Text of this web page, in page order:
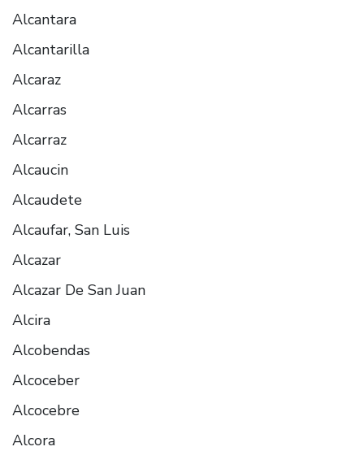
Alcantara
Alcantarilla
Alcaraz
Alcarras
Alcarraz
Alcaucin
Alcaudete
Alcaufar, San Luis
Alcazar
Alcazar De San Juan
Alcira
Alcobendas
Alcoceber
Alcocebre
Alcora